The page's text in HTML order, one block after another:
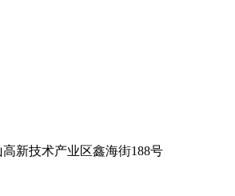
新技术产业区鑫海街188号